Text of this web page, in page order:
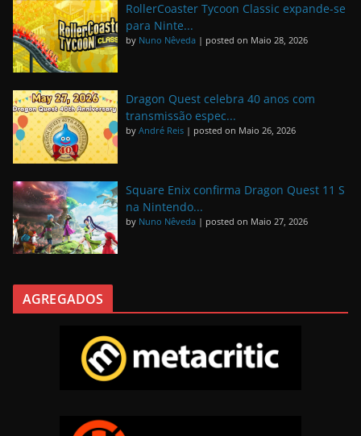
RollerCoaster Tycoon Classic expande-se
para Ninte...
by Nuno Nêveda | posted on Maio 28, 2026
Dragon Quest celebra 40 anos com
transmissão espec...
by André Reis | posted on Maio 26, 2026
Square Enix confirma Dragon Quest 11 S
na Nintendo...
by Nuno Nêveda | posted on Maio 27, 2026
AGREGADOS